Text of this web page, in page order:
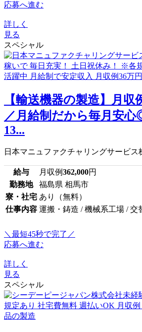
応募へ進む
詳しく
見る
スペシャル
【輸送機器の製造】月収
／月給制だから毎月安心
13...
日本マニュファクチャリングサービス
給与 月収例362,000円
勤務地
福島県 相馬市
寮・社宅 あり（無料）
仕事内容 運搬・鋳造 / 機械系工場 / 交
＼最短45秒で完了／
応募へ進む
詳しく
見る
スペシャル